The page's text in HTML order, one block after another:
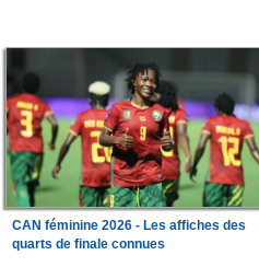
CAN féminine 2026 - Les affiches des
quarts de finale connues